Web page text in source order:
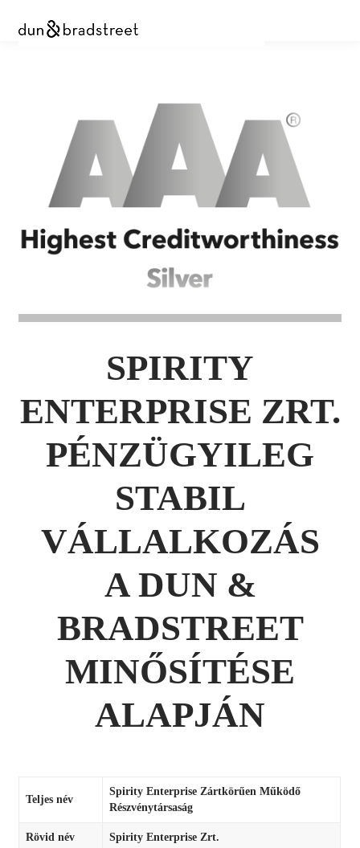
SPIRITY
ENTERPRISE ZRT.
PÉNZÜGYILEG
STABIL
VÁLLALKOZÁS
A DUN &
BRADSTREET
MINŐSÍTÉSE
ALAPJÁN
Teljes név
Spirity Enterprise Zártkörűen Működő
Részvénytársaság
Rövid név Spirity Enterprise Zrt.